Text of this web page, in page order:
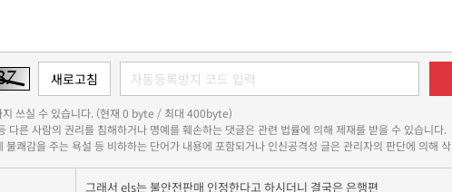
지 쓰실 수 있습니다. (현재 0 byte / 최대 400byte)
다른 사람의 권리를 침해하거나 명예를 훼손하는 댓글은 관련 법률에 의해 제재를 받을 수 있습니다.
불쾌감을 주는 욕설 등 비하하는 단어가 내용에 포함되거나 인신공격성 글은 관리자의 판단에 의해
그래서 els는 불안전판매 인정한다고 하시더니 결국은 은행편